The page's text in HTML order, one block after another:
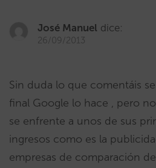
José Manuel dice:
26/09/2013
Sin duda lo que comentáis
final Google lo hace , pero
se enfrente a unos de sus
ingresos como es la
empresas de comparación